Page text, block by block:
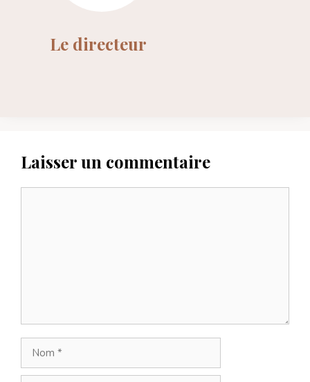
Le directeur
Laisser un commentaire
Nom